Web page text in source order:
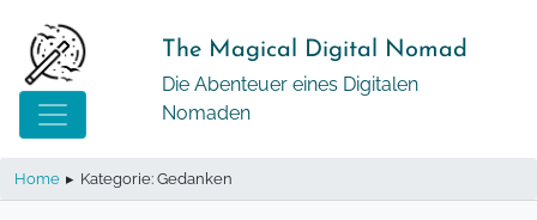
zum
Inhalt
The Magical Digital Nomad
Die Abenteuer eines Digitalen
Nomaden
Home ▸ Kategorie: Gedanken